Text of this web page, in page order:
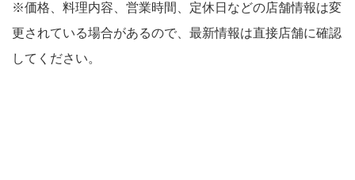
※価格、料理内容、営業時間、定休日などの店舗情報は変
更されている場合があるので、最新情報は直接店舗に確認
してください。